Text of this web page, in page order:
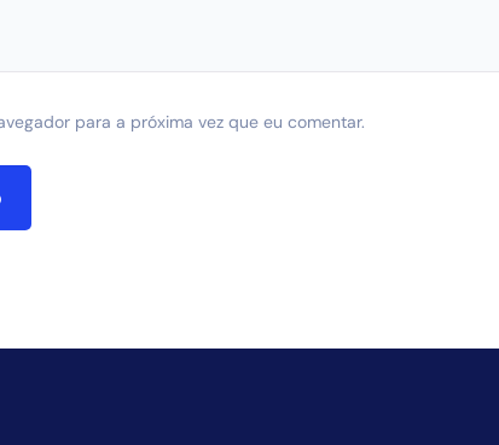
para a próxima vez que eu comentar.